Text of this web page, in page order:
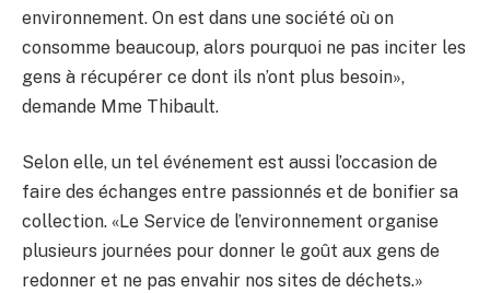
environnement. On est dans une société où on
consomme beaucoup, alors pourquoi ne pas inciter les
gens à récupérer ce dont ils n’ont plus besoin»,
demande Mme Thibault.
Selon elle, un tel événement est aussi l’occasion de
faire des échanges entre passionnés et de bonifier sa
collection. «Le Service de l’environnement organise
plusieurs journées pour donner le goût aux gens de
redonner et ne pas envahir nos sites de déchets.»